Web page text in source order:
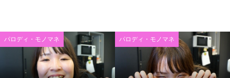
パロディ・モノマネ パロディ・モノマネ